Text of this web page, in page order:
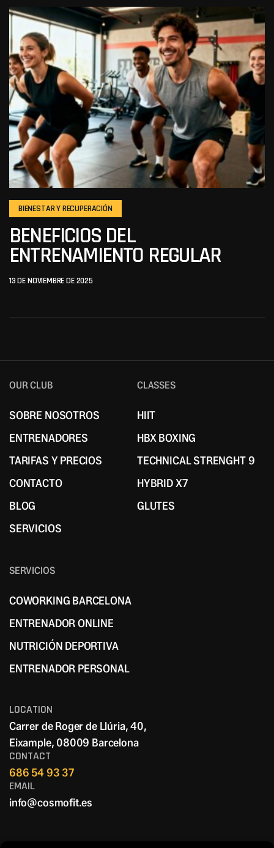
BIENESTAR Y RECUPERACIÓN
BENEFICIOS DEL
ENTRENAMIENTO REGULAR
13 DE NOVIEMBRE DE 2025
OUR CLUB
SOBRE NOSOTROS
SOBRE NOSOTROS
ENTRENADORES
ENTRENADORES
TARIFAS Y PRECIOS
TARIFAS Y PRECIOS
CONTACTO
CONTACTO
BLOG
BLOG
SERVICIOS
CLASSES
HIIT
HIIT
HBX BOXING
HBX BOXING
TECHNICAL STRENGHT 9
TECHNICAL STRENGHT 9
HYBRID X7
HYBRID X7
GLUTES
SERVICIOS
COWORKING BARCELONA
COWORKING BARCELONA
ENTRENADOR ONLINE
ENTRENADOR ONLINE
NUTRICIÓN DEPORTIVA
NUTRICIÓN DEPORTIVA
ENTRENADOR PERSONAL
LOCATION
Carrer de Roger de Llúria, 40,
Eixample, 08009 Barcelona
CONTACT
686 54 93 37
EMAIL
info@cosmofit.es